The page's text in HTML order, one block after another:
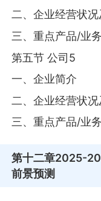
二、企业经营状
三、重点产品/业
第五节 公司5
一、企业简介
二、企业经营状
三、重点产品/业
第十二章2025-
前景预测